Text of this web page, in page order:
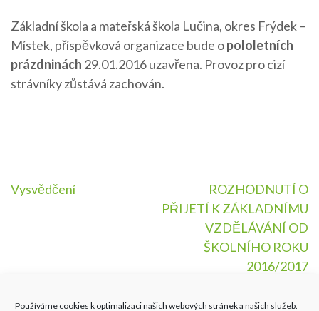
Používáme cookies k optimalizaci našich webových stránek a našich služeb.
Základní škola a mateřská škola Lučina, okres Frýdek –
Místek, příspěvková organizace bude opololetních
prázdninách 29.01.2016 uzavřena. Provoz pro cizí
strávníky zůstává zachován.
Navigace
Vysvědčení
ROZHODNUTÍ O
PŘIJETÍ K ZÁKLADNÍMU
VZDĚLÁVÁNÍ OD
ŠKOLNÍHO ROKU
2016/2017